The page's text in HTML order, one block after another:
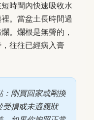
時間內快速吸收水
。當盆土長時間過
。爛根是無聲的，
往往已經病入膏
：剛買回家或剛換
受損或未適應狀